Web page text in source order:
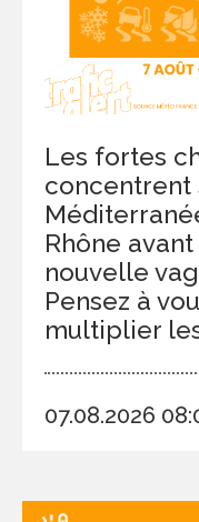
Les fortes
concentrent
Rhône
nouvelle
Pensez à
multiplier
07.08.2026